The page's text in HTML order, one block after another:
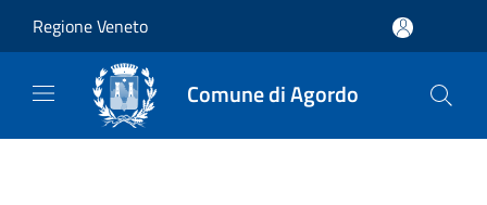
Regione Veneto
Comune di Agordo